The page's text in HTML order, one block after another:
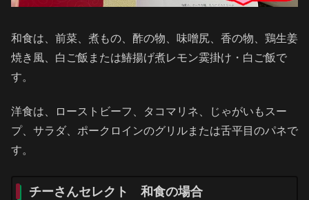
和食は、前菜、煮もの、酢の物、味噌尻、香の物、鶏生姜
焼き風、白ご飯または鰆揚げ煮レモン霙掛け・白ご飯で
す。
洋食は、ローストビーフ、タコマリネ、じゃがいもスー
プ、サラダ、ポークロインのグリルまたは舌平目のパネで
す。
チーさんセレクト 和食の場合